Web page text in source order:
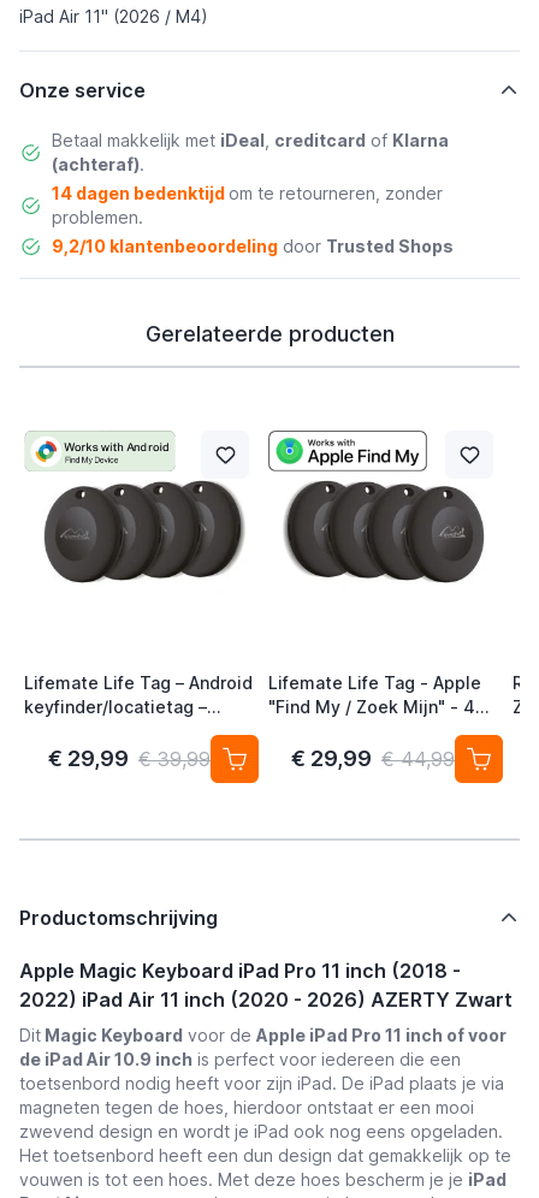
iPad Air 11" (2026 / M4)
Onze service
Betaal makkelijk met iDeal creditcard of Klarna
(achteraf).
14 dagen bedenktijd om te retourneren, zonder
problemen.
9,2/10 klantenbeoordelingdoor Trusted Shops
Gerelateerde producten
Lifemate Life Tag – Android
keyfinder/locatietag –
Android/Google Find My
Device – 4-pack
€ 29,99 € 39,99
Lifemate Life Tag - Apple
"Find My / Zoek Mijn" - 4
Pack - AirTag Alternatief
€ 29,99 € 44,99
Productomschrijving
Apple Magic Keyboard iPad Pro 11 inch (2018 -
2022) iPad Air 11 inch (2020 - 2026) AZERTY Zwart
Dit Magic Keyboard voor de Apple iPad Pro 11 inch of voor
de iPad Air 10.9 inch is perfect voor iedereen die een
toetsenbord nodig heeft voor zijn iPad. De iPad plaats je via
magneten tegen de hoes, hierdoor ontstaat er een mooi
zwevend design en wordt je iPad ook nog eens opgeladen.
Het toetsenbord heeft een dun design dat gemakkelijk op te
vouwen is tot een hoes. Met deze hoes bescherm je je iPad